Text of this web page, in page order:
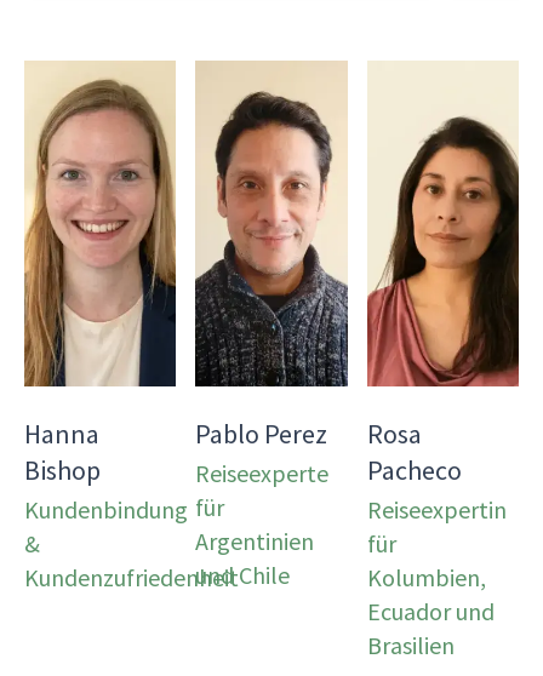
Hanna
Bishop
Kundenbindung
&
Kundenzufriedenheit
Pablo Perez
Reiseexperte
für
Argentinien
und Chile
Rosa
Pacheco
Reiseexpertin
für
Kolumbien,
Ecuador und
Brasilien